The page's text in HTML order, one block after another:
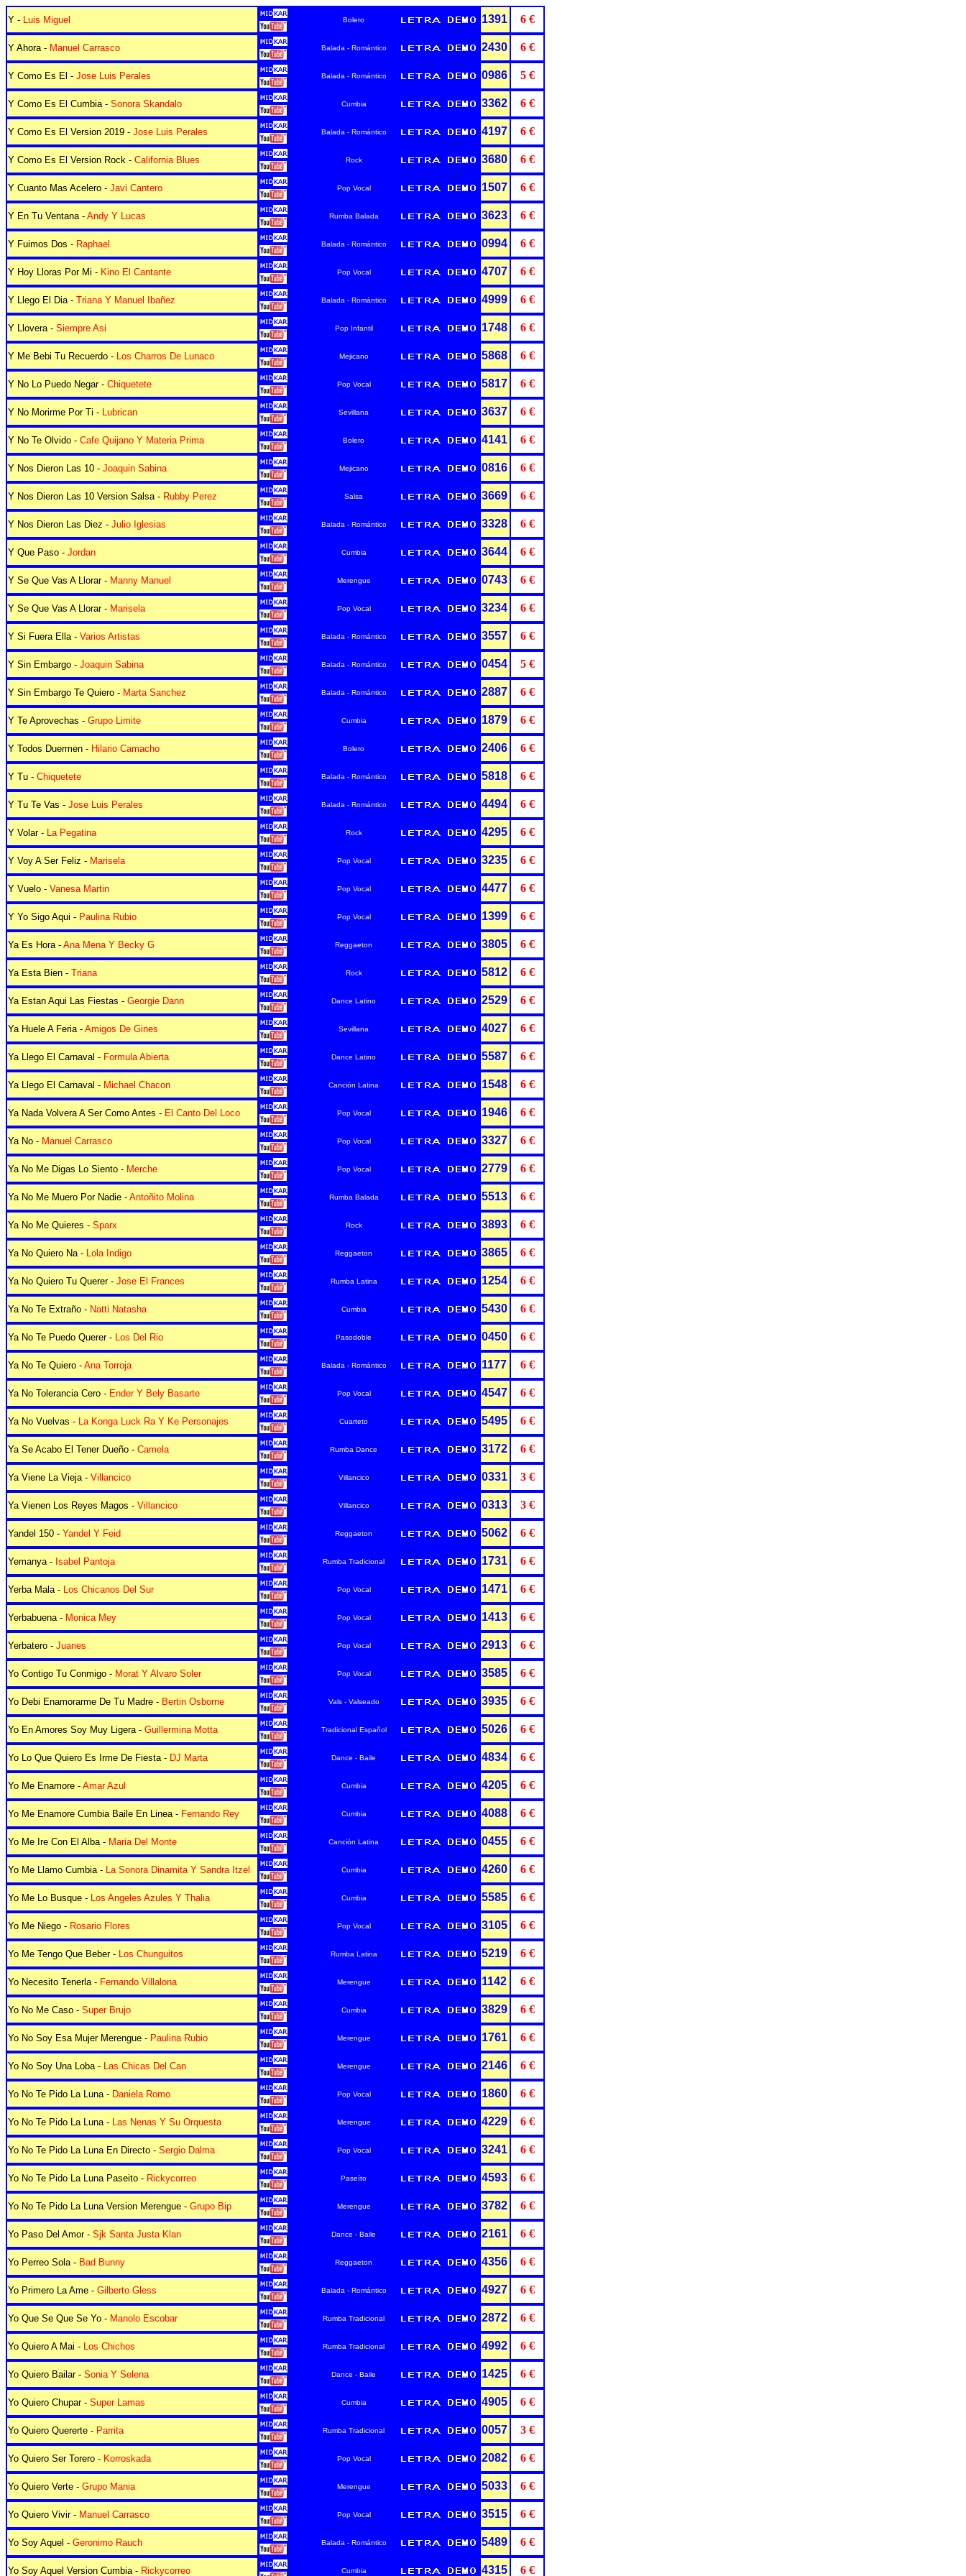
Y - Luis Miguel Bolero 1391 6 €
Y Ahora - Manuel Carrasco Balada - Romántico 2430 6 €
Y Como Es El - Jose Luis Perales Balada - Romántico 0986 5 €
Y Como Es El Cumbia - Sonora Skandalo Cumbia 3362 6 €
Y Como Es El Version 2019 - Jose Luis Perales Balada - Romántico 4197 6 €
Y Como Es El Version Rock - California Blues Rock 3680 6 €
Y Cuanto Mas Acelero - Javi Cantero Pop Vocal 1507 6 €
Y En Tu Ventana - Andy Y Lucas Rumba Balada 3623 6 €
Y Fuimos Dos - Raphael Balada - Romántico 0994 6 €
Y Hoy Lloras Por Mi - Kino El Cantante Pop Vocal 4707 6 €
Y Llego El Dia - Triana Y Manuel Ibañez Balada - Romántico 4999 6 €
Y Llovera - Siempre Asi Pop Infantil 1748 6 €
Y Me Bebi Tu Recuerdo - Los Charros De Lunaco Mejicano 5868 6 €
Y No Lo Puedo Negar - Chiquetete Pop Vocal 5817 6 €
Y No Morirme Por Ti - Lubrican Sevillana 3637 6 €
Y No Te Olvido - Cafe Quijano Y Materia Prima Bolero 4141 6 €
Y Nos Dieron Las 10 - Joaquin Sabina Mejicano 0816 6 €
Y Nos Dieron Las 10 Version Salsa - Rubby Perez Salsa 3669 6 €
Y Nos Dieron Las Diez - Julio Iglesias Balada - Romántico 3328 6 €
Y Que Paso - Jordan Cumbia 3644 6 €
Y Se Que Vas A Llorar - Manny Manuel Merengue 0743 6 €
Y Se Que Vas A Llorar - Marisela Pop Vocal 3234 6 €
Y Si Fuera Ella - Varios Artistas Balada - Romántico 3557 6 €
Y Sin Embargo - Joaquin Sabina Balada - Romántico 0454 5 €
Y Sin Embargo Te Quiero - Marta Sanchez Balada - Romántico 2887 6 €
Y Te Aprovechas - Grupo Limite Cumbia 1879 6 €
Y Todos Duermen - Hilario Camacho Bolero 2406 6 €
Y Tu - Chiquetete Balada - Romántico 5818 6 €
Y Tu Te Vas - Jose Luis Perales Balada - Romántico 4494 6 €
Y Volar - La Pegatina Rock 4295 6 €
Y Voy A Ser Feliz - Marisela Pop Vocal 3235 6 €
Y Vuelo - Vanesa Martin Pop Vocal 4477 6 €
Y Yo Sigo Aqui - Paulina Rubio Pop Vocal 1399 6 €
Ya Es Hora - Ana Mena Y Becky G Reggaeton 3805 6 €
Ya Esta Bien - Triana Rock 5812 6 €
Ya Estan Aqui Las Fiestas - Georgie Dann Dance Latino 2529 6 €
Ya Huele A Feria - Amigos De Gines Sevillana 4027 6 €
Ya Llego El Carnaval - Formula Abierta Dance Latino 5587 6 €
Ya Llego El Carnaval - Michael Chacon Canción Latina 1548 6 €
Ya Nada Volvera A Ser Como Antes - El Canto Del Loco Pop Vocal 1946 6 €
Ya No - Manuel Carrasco Pop Vocal 3327 6 €
Ya No Me Digas Lo Siento - Merche Pop Vocal 2779 6 €
Ya No Me Muero Por Nadie - Antoñito Molina Rumba Balada 5513 6 €
Ya No Me Quieres - Sparx Rock 3893 6 €
Ya No Quiero Na - Lola Indigo Reggaeton 3865 6 €
Ya No Quiero Tu Querer - Jose El Frances Rumba Latina 1254 6 €
Ya No Te Extraño - Natti Natasha Cumbia 5430 6 €
Ya No Te Puedo Querer - Los Del Rio Pasodoble 0450 6 €
Ya No Te Quiero - Ana Torroja Balada - Romántico 1177 6 €
Ya No Tolerancia Cero - Ender Y Bely Basarte Pop Vocal 4547 6 €
Ya No Vuelvas - La Konga Luck Ra Y Ke Personajes Cuarteto 5495 6 €
Ya Se Acabo El Tener Dueño - Camela Rumba Dance 3172 6 €
Ya Viene La Vieja - Villancico Villancico 0331 3 €
Ya Vienen Los Reyes Magos - Villancico Villancico 0313 3 €
Yandel 150 - Yandel Y Feid Reggaeton 5062 6 €
Yemanya - Isabel Pantoja Rumba Tradicional 1731 6 €
Yerba Mala - Los Chicanos Del Sur Pop Vocal 1471 6 €
Yerbabuena - Monica Mey Pop Vocal 1413 6 €
Yerbatero - Juanes Pop Vocal 2913 6 €
Yo Contigo Tu Conmigo - Morat Y Alvaro Soler Pop Vocal 3585 6 €
Yo Debi Enamorarme De Tu Madre - Bertin Osborne Vals - Valseado 3935 6 €
Yo En Amores Soy Muy Ligera - Guillermina Motta Tradicional Español 5026 6 €
Yo Lo Que Quiero Es Irme De Fiesta - DJ Marta Dance - Baile 4834 6 €
Yo Me Enamore - Amar Azul Cumbia 4205 6 €
Yo Me Enamore Cumbia Baile En Linea - Fernando Rey Cumbia 4088 6 €
Yo Me Ire Con El Alba - Maria Del Monte Canción Latina 0455 6 €
Yo Me Llamo Cumbia - La Sonora Dinamita Y Sandra Itzel Cumbia 4260 6 €
Yo Me Lo Busque - Los Angeles Azules Y Thalia Cumbia 5585 6 €
Yo Me Niego - Rosario Flores Pop Vocal 3105 6 €
Yo Me Tengo Que Beber - Los Chunguitos Rumba Latina 5219 6 €
Yo Necesito Tenerla - Fernando Villalona Merengue 1142 6 €
Yo No Me Caso - Super Brujo Cumbia 3829 6 €
Yo No Soy Esa Mujer Merengue - Paulina Rubio Merengue 1761 6 €
Yo No Soy Una Loba - Las Chicas Del Can Merengue 2146 6 €
Yo No Te Pido La Luna - Daniela Romo Pop Vocal 1860 6 €
Yo No Te Pido La Luna - Las Nenas Y Su Orquesta Merengue 4229 6 €
Yo No Te Pido La Luna En Directo - Sergio Dalma Pop Vocal 3241 6 €
Yo No Te Pido La Luna Paseito - Rickycorreo Paseíto 4593 6 €
Yo No Te Pido La Luna Version Merengue - Grupo Bip Merengue 3782 6 €
Yo Paso Del Amor - Sjk Santa Justa Klan Dance - Baile 2161 6 €
Yo Perreo Sola - Bad Bunny Reggaeton 4356 6 €
Yo Primero La Ame - Gilberto Gless Balada - Romántico 4927 6 €
Yo Que Se Que Se Yo - Manolo Escobar Rumba Tradicional 2872 6 €
Yo Quiero A Mai - Los Chichos Rumba Tradicional 4992 6 €
Yo Quiero Bailar - Sonia Y Selena Dance - Baile 1425 6 €
Yo Quiero Chupar - Super Lamas Cumbia 4905 6 €
Yo Quiero Quererte - Parrita Rumba Tradicional 0057 3 €
Yo Quiero Ser Torero - Korroskada Pop Vocal 2082 6 €
Yo Quiero Verte - Grupo Mania Merengue 5033 6 €
Yo Quiero Vivir - Manuel Carrasco Pop Vocal 3515 6 €
Yo Soy Aquel - Geronimo Rauch Balada - Romántico 5489 6 €
Yo Soy Aquel Version Cumbia - Rickycorreo Cumbia 4315 6 €